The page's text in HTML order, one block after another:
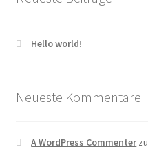
Hello world!
Neueste Kommentare
A WordPress Commenterzu